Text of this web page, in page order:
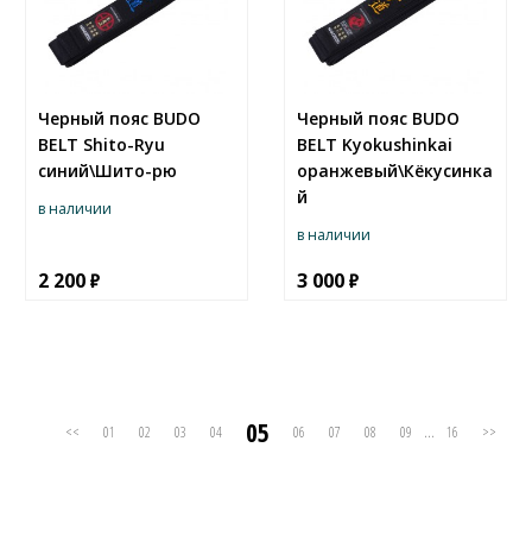
Черный пояс BUDO
BELT Shito-Ryu
синий\Шито-рю
в наличии
2 200
Черный пояс BUDO
BELT Kyokushinkai
оранжевый\Кёкусинка
й
в наличии
3 000
<< 01 02 03 04 05 06 07 08 09 ... 16 >>